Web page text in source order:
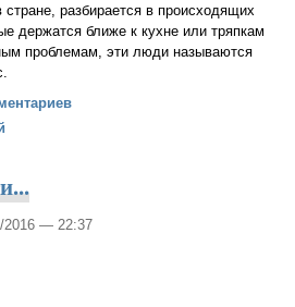
стране, разбирается в происходящих
держатся ближе к кухне или тряпкам
проблемам, эти люди называются
Кто не политикус, тот идиотикус
2016 — 22:37